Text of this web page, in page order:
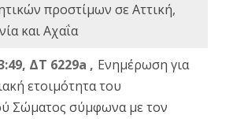
προστίμων σε Αττική,
και Αχαΐα
ΔΤ 6229a , Ενημέρωση για
ετοιμότητα του
Σώματος σύμφωνα με τον